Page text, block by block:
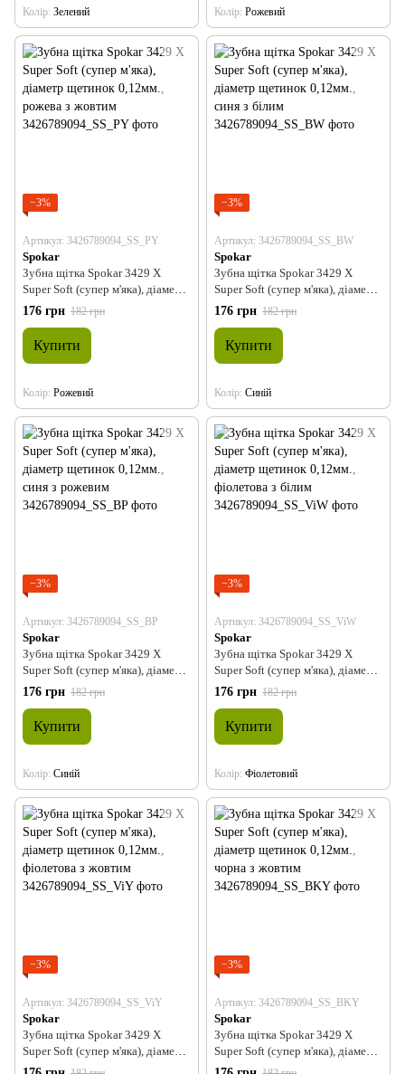
Колір Зелений Колір Рожевий
−3%
Артикул: 3426789094_SS_PY
Spokar
Зубна щітка Spokar 3429 X
Super Soft (супер м'яка), діаметр
щетинок 0,12мм., рожева з
жовтим
176 грн 182 грн
Купити
Колір Рожевий
−3%
Артикул: 3426789094_SS_BW
Spokar
Зубна щітка Spokar 3429 X
Super Soft (супер м'яка), діаметр
щетинок 0,12мм., синя з білим
176 грн 182 грн
Купити
Колір Синій
−3%
Артикул: 3426789094_SS_BP
Spokar
Зубна щітка Spokar 3429 X
Super Soft (супер м'яка), діаметр
щетинок 0,12мм., синя з
рожевим
176 грн 182 грн
Купити
Колір Синій
−3%
Артикул: 3426789094_SS_ViW
Spokar
Зубна щітка Spokar 3429 X
Super Soft (супер м'яка), діаметр
щетинок 0,12мм., фіолетова з
білим
176 грн 182 грн
Купити
Колір Фіолетовий
−3%
Артикул: 3426789094_SS_ViY
Spokar
Зубна щітка Spokar 3429 X
Super Soft (супер м'яка), діаметр
щетинок 0,12мм., фіолетова з
−3%
Артикул: 3426789094_SS_BKY
Spokar
Зубна щітка Spokar 3429 X
Super Soft (супер м'яка), діаметр
щетинок 0,12мм., чорна з